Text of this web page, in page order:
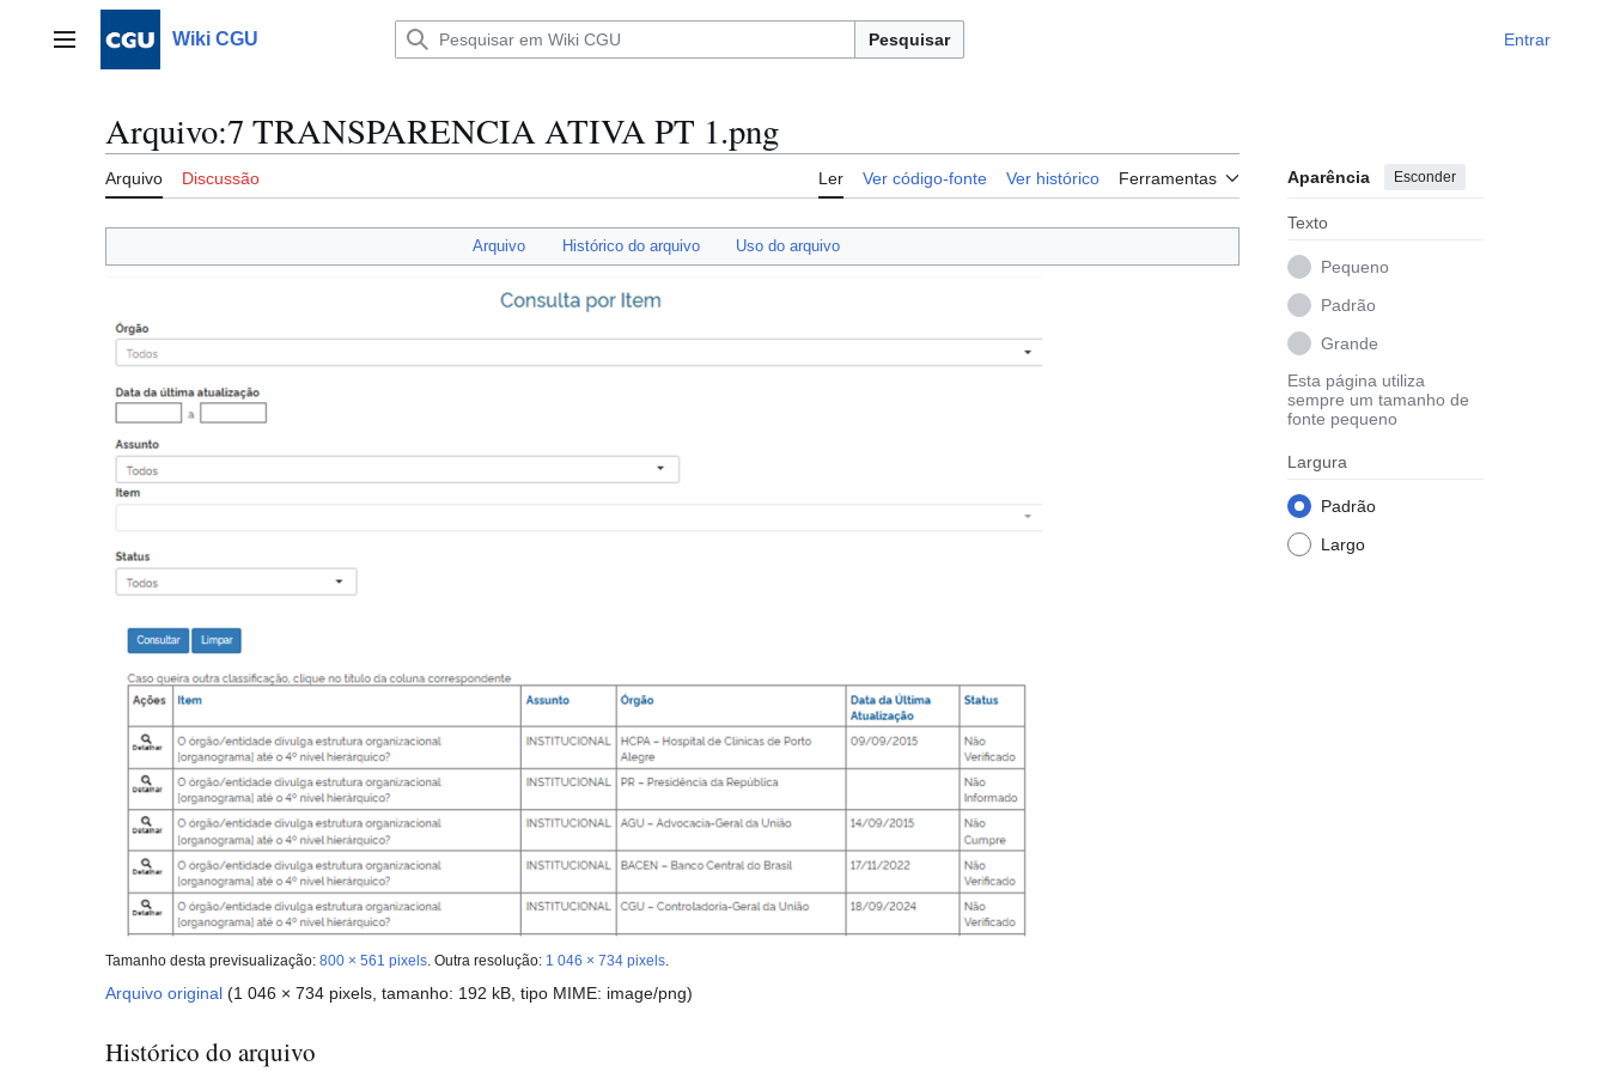
Menu principalWiki CGU Pesquisar Entrar
Arquivo:7 TRANSPARENCIA ATIVA PT 1.png
Arquivo Discussão Ler Ver código-fonte Ver histórico Ferramentas Aparência Esconder
Texto
Pequeno
Padrão
Grande
Esta página utiliza
sempre um tamanho de
fonte pequeno
Largura
Padrão
Largo
Arquivo Histórico do arquivo Uso do arquivo
Tamanho desta previsualização: 800 × 561 pixels Outra resolução: 1 046 × 734 pixels
Arquivo original (1 046 × 734 pixels, tamanho: 192 kB, tipo MIME: image/png)
Histórico do arquivo